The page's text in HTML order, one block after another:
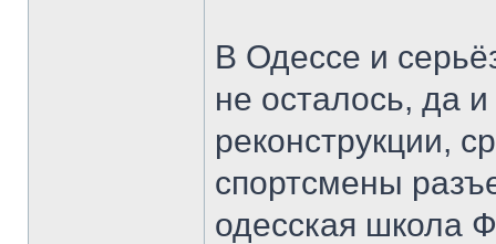
В Одессе и
не осталось, да
реконструкции,
спортсмены
одесская школа